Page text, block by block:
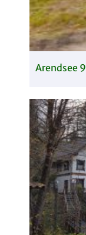
Arendsee 9